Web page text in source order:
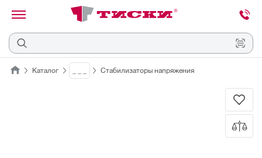
Отмена
Каталог Стабилизаторы напряжения